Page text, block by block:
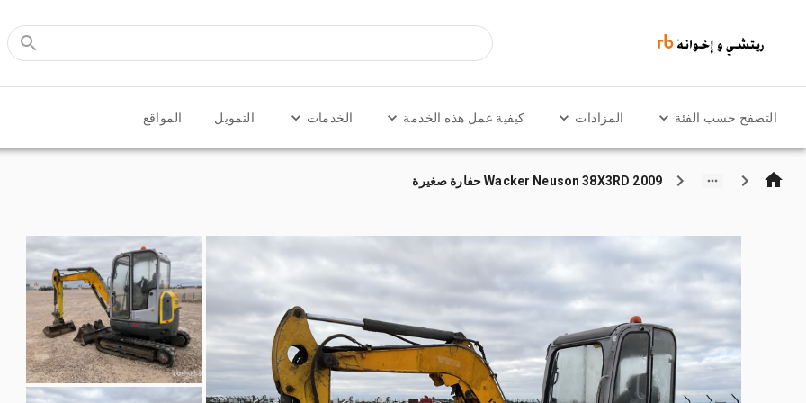
التصفح حسب الفئة المزادات كيفية عمل هذه الخدمة الخدمات التمويل المواقع
2009 Wacker Neuson 38X3RD حفارة صغيرة